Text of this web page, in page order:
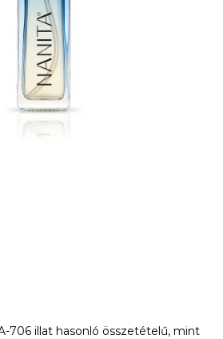
706 illat hasonló összetételű, mint